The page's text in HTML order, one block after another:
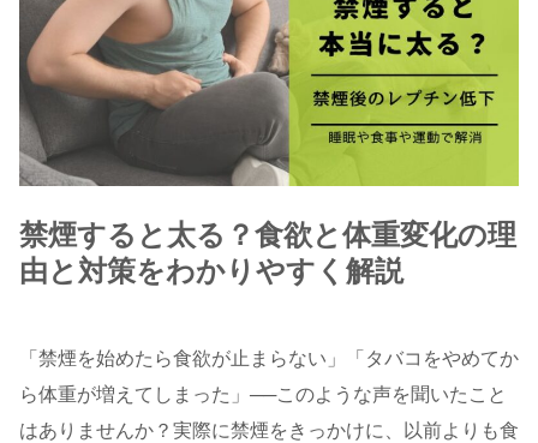
禁煙すると太る？食欲と体重変化の理
由と対策をわかりやすく解説
「禁煙を始めたら食欲が止まらない」「タバコをやめてか
ら体重が増えてしまった」──このような声を聞いたこと
はありませんか？実際に禁煙をきっかけに、以前よりも食